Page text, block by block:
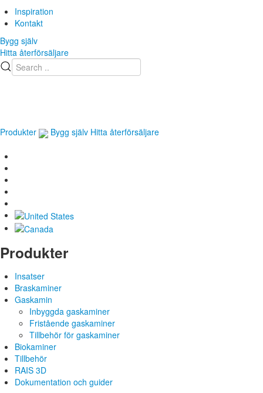
Inspiration
Kontakt
Bygg själv
Hitta återförsäljare
Produkter Bygg själv Hitta återförsäljare
Produkter
Insatser
Braskaminer
Gaskamin
Inbyggda gaskaminer
Fristående gaskaminer
Tillbehör för gaskaminer
Biokaminer
Tillbehör
RAIS 3D
Dokumentation och guider